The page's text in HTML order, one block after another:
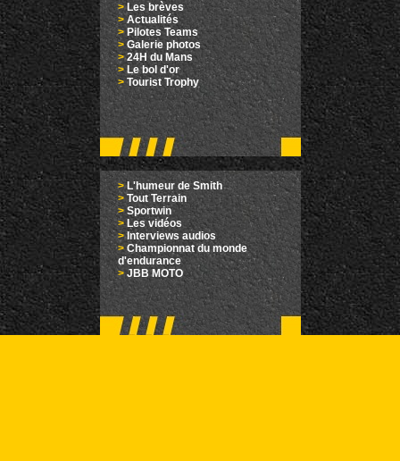
>Les brèves
> Actualités
> Pilotes Teams
>Galerie photos
>24H du Mans
>Le bol d'or
> Tourist Trophy
>L'humeur de Smith
> Tout Terrain
> Sportwin
> Les vidéos
> Interviews audios
>Championnat du monde
d'endurance
> JBB MOTO